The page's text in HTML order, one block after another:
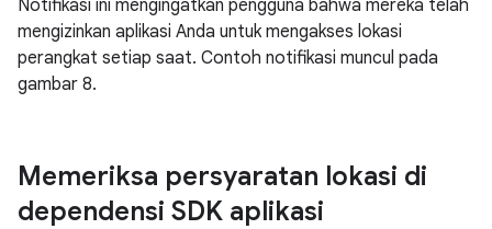
Notifikasi ini mengingatkan pengguna bahwa mereka telah
mengizinkan aplikasi Anda untuk mengakses lokasi
perangkat setiap saat. Contoh notifikasi muncul pada
gambar 8.
Memeriksa persyaratan lokasi di
dependensi SDK aplikasi